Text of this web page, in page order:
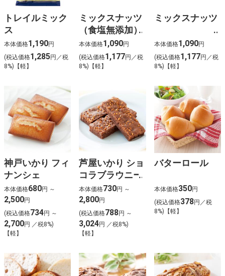
トレイルミック
ス
本体価格1,190円
(税込価格1,285円／税
8%)【軽】
ミックスナッツ
（食塩無添加）
本体価格1,090円
(税込価格1,177円／税
8%)【軽】
ミックスナッツ
本体価格1,090円
(税込価格1,177円／税
8%)【軽】
神戸いかり フィ
ナンシェ
本体価格680円 ～
2,500円
(税込価格734円 ～
2,700円 ／税8%)
【軽】
芦屋いかり ショ
コラブラウニー
本体価格730円 ～
2,800円
(税込価格788円 ～
3,024円 ／税8%)
【軽】
バターロール
本体価格350円
(税込価格378円／税
8%)【軽】